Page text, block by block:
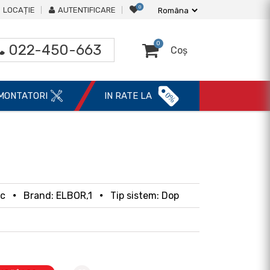
LOCAȚIE AUTENTIFICARE 0
022-450-663 0
Coș
IN RATE LA 0%
Brand: ELBOR,1 Tip sistem: Dop